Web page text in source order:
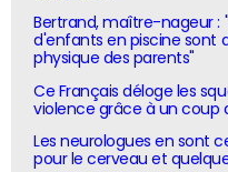
Bertrand, maître-nageur :
d'enfants en piscine sont
physique des parents"
Ce Français déloge les
violence grâce à un coup
Les neurologues en sont
pour le cerveau et